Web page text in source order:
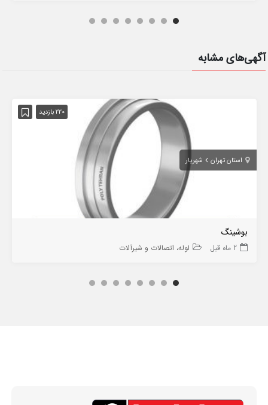
آگهی‌های مشابه
220 بازدید
استان تهران شهریار
بوشینگ
2 ماه قبل لوله، اتصالات و شیرآلات